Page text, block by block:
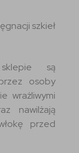
szkieł
są
osoby
wrażliwymi
nawilżają
przed